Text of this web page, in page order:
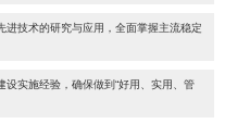
进技术的研究与应用，全面掌握主流稳定
设实施经验，确保做到“好用、实用、管